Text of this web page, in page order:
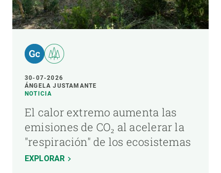
30-07-2026
ÁNGELA JUSTAMANTE
NOTICIA
El calor extremo aumenta las
emisiones de CO₂ al acelerar la
"respiración" de los ecosistemas
EXPLORAR